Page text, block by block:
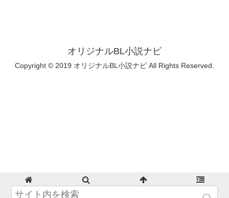
オリジナルBL小説ナビ
Copyright © 2019 オリジナルBL小説ナビ All Rights Reserved.
ホーム